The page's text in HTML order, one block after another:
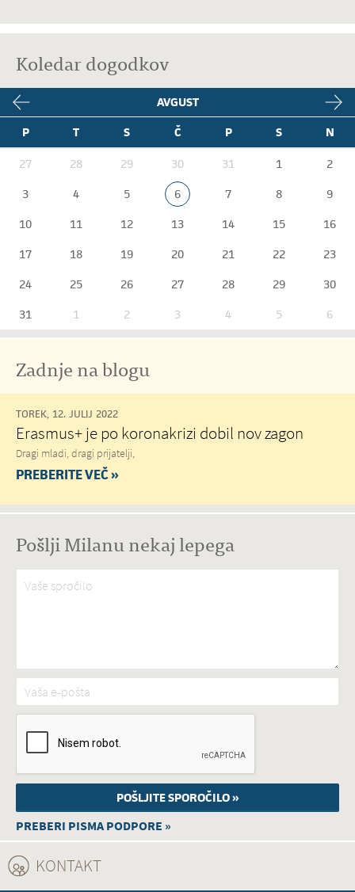
Koledar dogodkov
AVGUST
P
T S Č P S N
27 28 29 30 31 1
2
3
4 5 6 7 8
9
10
11 12 13 14 15
16
17
18 19 20 21 22
23
24
25 26 27 28 29
30
31
1 2 3 4 5 6
Zadnje na blogu
TOREK, 12. JULIJ 2022
Erasmus+ je po koronakrizi dobil nov zagon
Dragi mladi, dragi prijatelji,
PREBERITE VEČ »
Pošlji Milanu nekaj lepega
Vaše spročilo*
Vaša e-pošta*
PREBERI PISMA PODPORE »
KONTAKT